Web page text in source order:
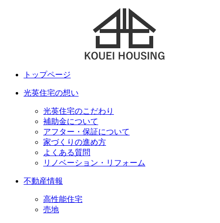
トップページ
光英住宅の想い
光英住宅のこだわり
補助金について
アフター・保証について
家づくりの進め方
よくある質問
リノベーション・リフォーム
不動産情報
高性能住宅
売地